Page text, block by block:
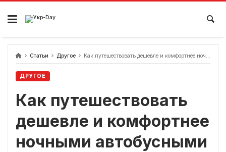
перейти
содержанию
Статьи Другое Как путешествовать дешевле и комфортнее ночными автобусными рейсами
ДРУГОЕ
Как путешествовать
дешевле и комфортнее
ночными автобусными